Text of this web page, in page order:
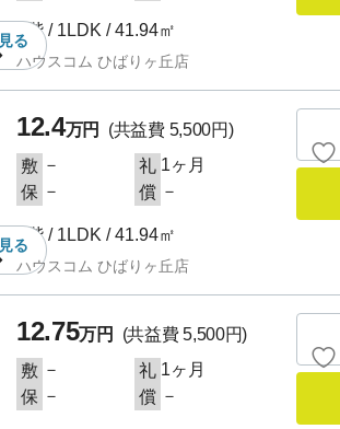
見る
1階 / 1LDK / 41.94㎡
ハウスコム ひばりヶ丘店
見る
12.4万円
(共益費 5,500円)
敷 － 礼 1ヶ月
保 － 償 －
1階 / 1LDK / 41.94㎡
ハウスコム ひばりヶ丘店
12.75万円
(共益費 5,500円)
敷 － 礼 1ヶ月
保 － 償 －